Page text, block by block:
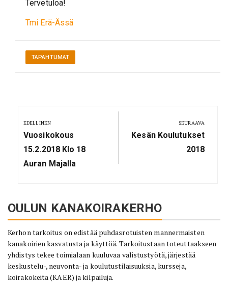
Tervetuloa!
Tmi Erä-Ässä
TAPAHTUMAT
selaus
EDELLINEN
Previous
Post:
Vuosikokous
15.2.2018 Klo 18
Auran Majalla
SEURAAVA
Next
Kesän Koulutukset
2018
OULUN KANAKOIRAKERHO
Kerhon tarkoitus on edistää puhdasrotuisten mannermaisten
kanakoirien kasvatusta ja käyttöä. Tarkoitustaan toteuttaakseen
yhdistys tekee toimialaan kuuluvaa valistustyötä, järjestää
keskustelu-, neuvonta- ja koulutustilaisuuksia, kursseja,
koirakokeita (KAER) ja kilpailuja.